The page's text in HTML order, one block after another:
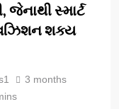
જેનાથી સ્માર્ટ
શક્ય
3 months